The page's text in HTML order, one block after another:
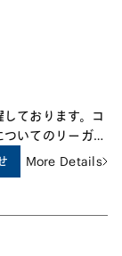
ております。コ
ついてのリーガ
その他の金融機関
出張弁護士の
成、保険免許取
のM&A案件 (c)
More Details